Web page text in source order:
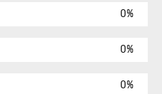
0%
0%
0%